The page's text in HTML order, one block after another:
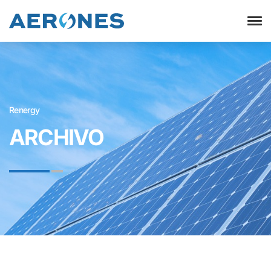
Renergy
ARCHIVO